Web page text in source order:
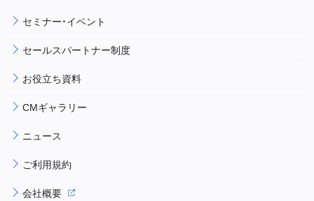
セミナー・イベント
セールスパートナー制度
お役立ち資料
CMギャラリー
ニュース
ご利用規約
会社概要